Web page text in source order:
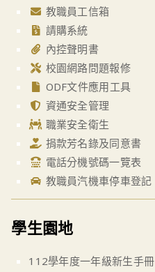
教職員工信箱
請購系統
內控聲明書
校園網路問題報修
ODF文件應用工具
資通安全管理
職業安全衛生
捐款芳名錄及同意書
電話分機號碼一覽表
教職員汽機車停車登記
學生園地
112學年度一年級新生手冊